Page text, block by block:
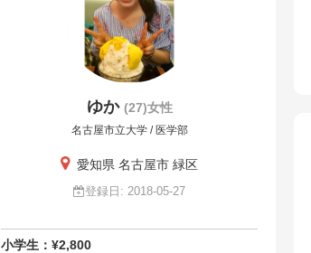
ゆか (27)女性
名古屋市立大学 / 医学部
愛知県 名古屋市 緑区
登録日: 2018-05-27
小学生：¥2,800